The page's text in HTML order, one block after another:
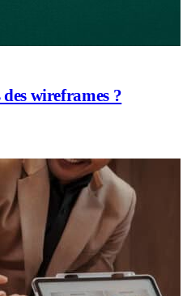
des wireframes ?